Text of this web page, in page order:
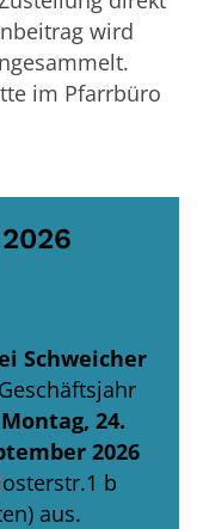
wird
im Pfarrbüro
Schweicher
Montag, 24.
2026
b
aus.